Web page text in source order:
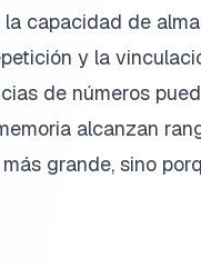
capacidad de
y la
de números
alcanzan
grande, sino